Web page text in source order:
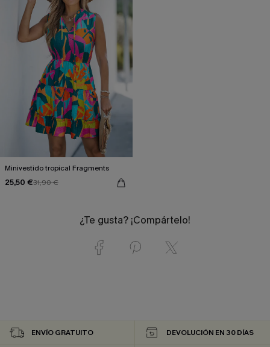
Minivestido tropical Fragments
25,50 €31,90 €
¿Te gusta? ¡Compártelo!
ENVÍO GRATUITO DEVOLUCIÓN EN 30 DÍAS